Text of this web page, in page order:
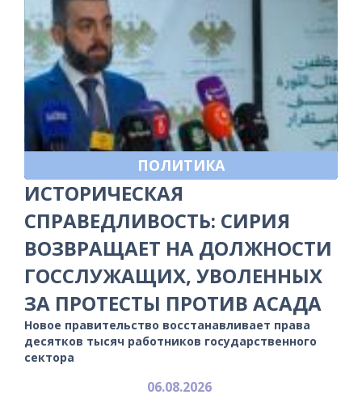
ПОЛИТИКА
ИСТОРИЧЕСКАЯ
СПРАВЕДЛИВОСТЬ: СИРИЯ
ВОЗВРАЩАЕТ НА ДОЛЖНОСТИ
ГОССЛУЖАЩИХ, УВОЛЕННЫХ
ЗА ПРОТЕСТЫ ПРОТИВ АСАДА
Новое правительство восстанавливает права
десятков тысяч работников государственного
сектора
06.08.2026